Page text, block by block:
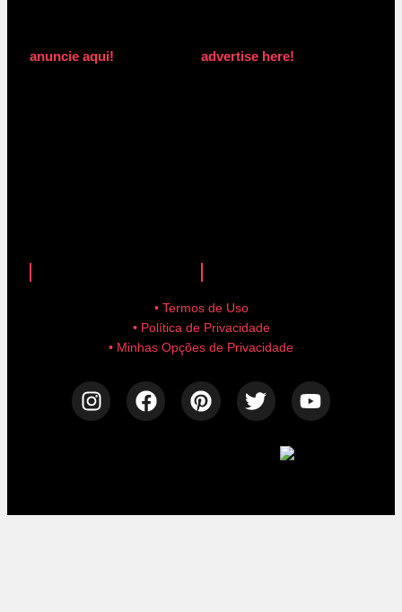
anuncie aqui! advertise here!
• Termos de Uso
• Política de Privacidade
• Minhas Opções de Privacidade